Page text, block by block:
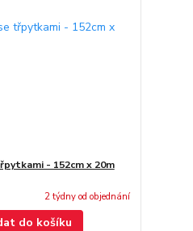
- 152cm x 20m
2 týdny od objednání
do košíku